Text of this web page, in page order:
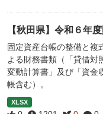
【秋田県】令和６年
固定資産台帳の整備と複
よる財務書類（「貸借対
変動計算書」及び「資金
帳含む）。
XLSX